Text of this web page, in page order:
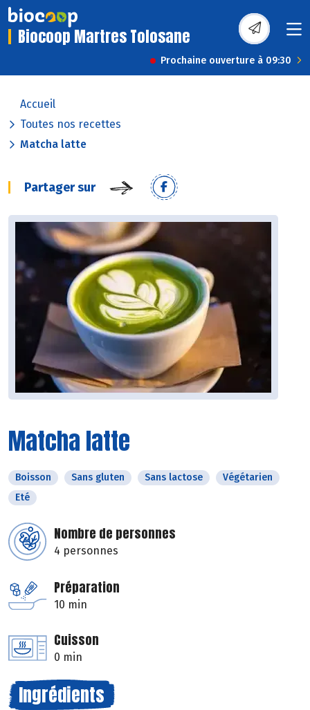
Biocoop Martres Tolosane
Prochaine ouverture à 09:30
Accueil
Toutes nos recettes
Matcha latte
Partager sur
Matcha latte
Boisson Sans gluten Sans lactose
Végétarien
Eté
Nombre de personnes
4 personnes
Préparation
10 min
Cuisson
0 min
Ingrédients